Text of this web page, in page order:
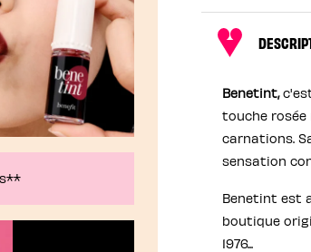
Benetint,
touche rosée
carnations.
sensation
Benetint est
boutique
1976...